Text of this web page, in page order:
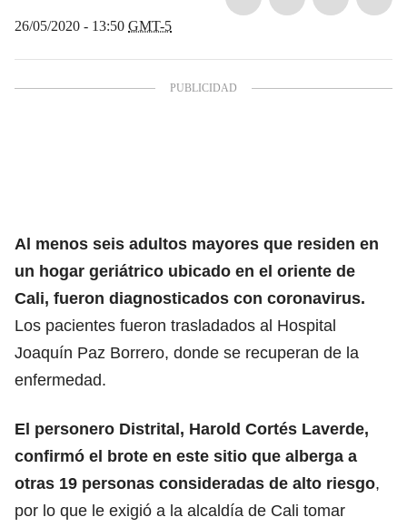
26/05/2020 - 13:50 GMT-5
Al menos seis adultos mayores que residen en
un hogar geriátrico ubicado en el oriente de
Cali, fueron diagnosticados con coronavirus.
Los pacientes fueron trasladados al Hospital
Joaquín Paz Borrero, donde se recuperan de la
enfermedad.
El personero Distrital, Harold Cortés Laverde,
confirmó el brote en este sitio que alberga a
otras 19 personas consideradas de alto riesgo,
por lo que le exigió a la alcaldía de Cali tomar